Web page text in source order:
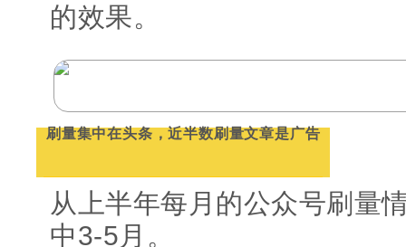
的效果。
刷量集中在头条，近半数刷量文章是广告
从上半年每月的公众号刷量
中3-5月。